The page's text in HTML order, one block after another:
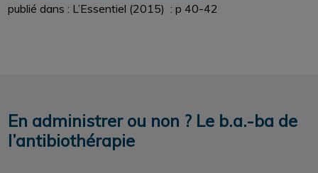
publié dans : L’Essentiel (2015) : p 40-42
En administrer ou non ? Le b.a.-ba de
l’antibiothérapie